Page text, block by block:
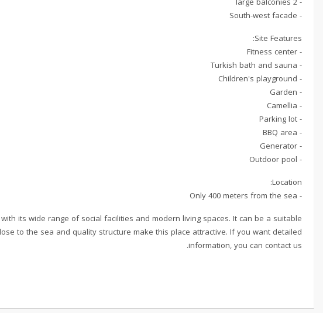
- South-west facade
Site Features:
- Fitness center
- Turkish bath and sauna
- Children's playground
- Garden
- Camellia
- Parking lot
- BBQ area
- Generator
- Outdoor pool
Location:
- Only 400 meters from the sea
its wide range of social facilities and modern living spaces. It can be a suitable
to the sea and quality structure make this place attractive. If you want detailed
information, you can contact us.